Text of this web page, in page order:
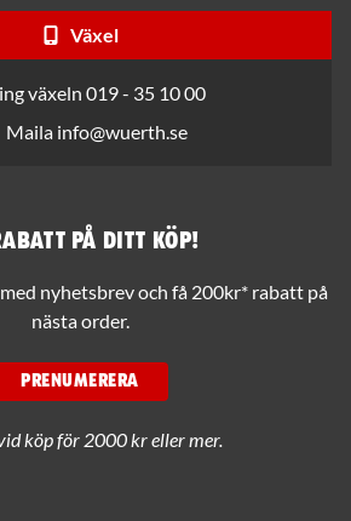
Växel
växeln 019 - 35 10 00
Maila info@wuerth.se
på ditt köp!
nyhetsbrev och få 200kr* rabatt på
nästa order.
PRENUMERERA
köp för 2000 kr eller mer.